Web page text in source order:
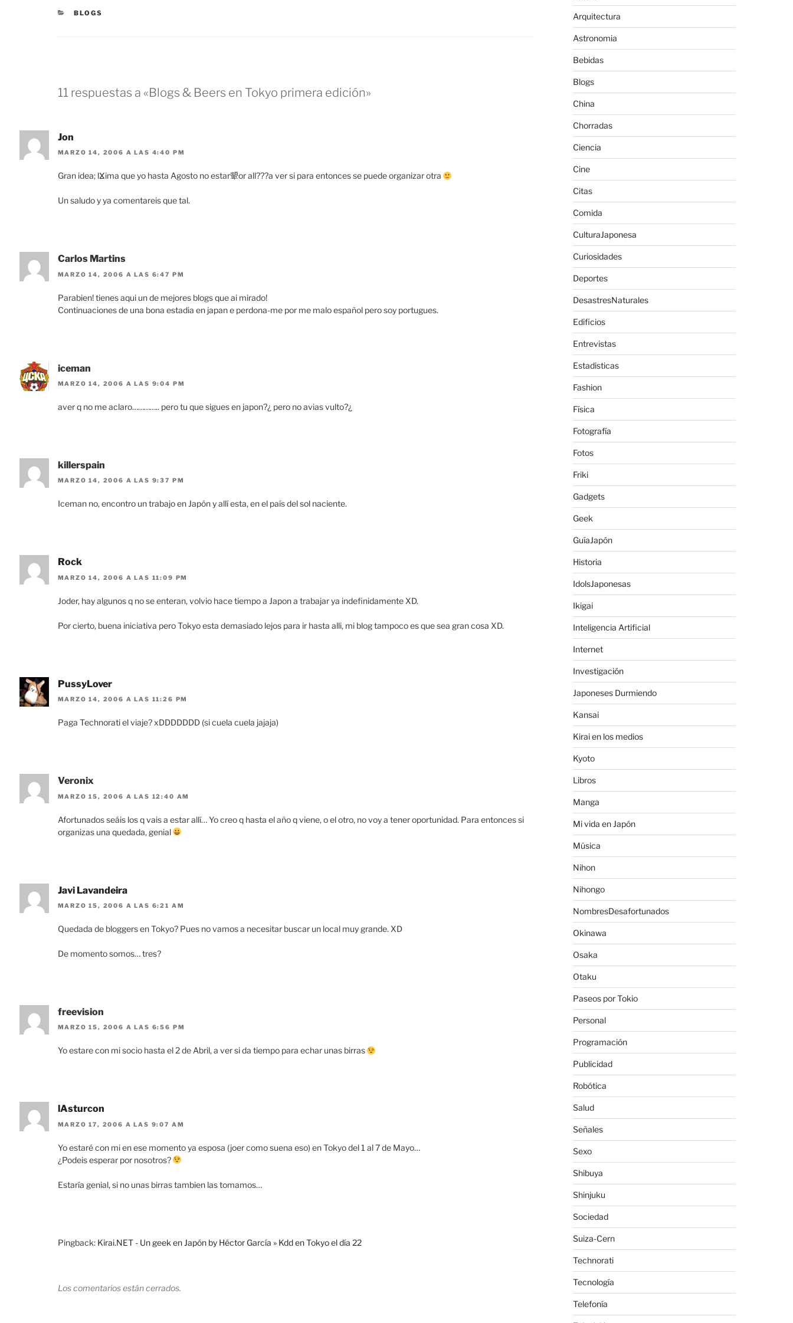
CATEGORÍAS
BLOGS
11 respuestas a «Blogs & Beers en Tokyo primera edición»
Jon
MARZO 14, 2006 A LAS 4:40 PM
Gran idea; lⴴima que yo hasta Agosto no estar顰or all???a ver si para entonces se puede organizar otra
Un saludo y ya comentareis que tal.
Carlos Martins
MARZO 14, 2006 A LAS 6:47 PM
Parabien! tienes aqui un de mejores blogs que ai mirado!
Continuaciones de una bona estadia en japan e perdona-me por me malo español pero soy portugues.
iceman
MARZO 14, 2006 A LAS 9:04 PM
aver q no me aclaro………….. pero tu que sigues en japon?¿ pero no avias vulto?¿
killerspain
MARZO 14, 2006 A LAS 9:37 PM
Iceman no, encontro un trabajo en Japón y allí esta, en el país del sol naciente.
Rock
MARZO 14, 2006 A LAS 11:09 PM
Joder, hay algunos q no se enteran, volvio hace tiempo a Japon a trabajar ya indefinidamente XD.
Por cierto, buena iniciativa pero Tokyo esta demasiado lejos para ir hasta alli, mi blog tampoco es que sea gran cosa XD.
PussyLover
MARZO 14, 2006 A LAS 11:26 PM
Paga Technorati el viaje? xDDDDDDD (si cuela cuela jajaja)
Veronix
MARZO 15, 2006 A LAS 12:40 AM
Afortunados seáis los q vais a estar allí… Yo creo q hasta el año q viene, o el otro, no voy a tener oportunidad. Para entonces si
organizas una quedada, genial
Javi Lavandeira
MARZO 15, 2006 A LAS 6:21 AM
Quedada de bloggers en Tokyo? Pues no vamos a necesitar buscar un local muy grande. XD
De momento somos… tres?
freevision
MARZO 15, 2006 A LAS 6:56 PM
Yo estare con mi socio hasta el 2 de Abril, a ver si da tiempo para echar unas birras
lAsturcon
MARZO 17, 2006 A LAS 9:07 AM
Yo estaré con mi en ese momento ya esposa (joer como suena eso) en Tokyo del 1 al 7 de Mayo…
¿Podeis esperar por nosotros?
Estaría genial, si no unas birras tambien las tomamos…
Pingback: Kirai.NET - Un geek en Japón by Héctor García » Kdd en Tokyo el día 22
Los comentarios están cerrados.
Arquitectura
Astronomia
Bebidas
Blogs
China
Chorradas
Ciencia
Cine
Citas
Comida
CulturaJaponesa
Curiosidades
Deportes
DesastresNaturales
Edificios
Entrevistas
Estadisticas
Fashion
Física
Fotografía
Fotos
Friki
Gadgets
Geek
GuíaJapón
Historia
IdolsJaponesas
Ikigai
Inteligencia Artificial
Internet
Investigación
Japoneses Durmiendo
Kansai
Kirai en los medios
Kyoto
Libros
Manga
Mi vida en Japón
Música
Nihon
Nihongo
NombresDesafortunados
Okinawa
Osaka
Otaku
Paseos por Tokio
Personal
Programación
Publicidad
Robótica
Salud
Señales
Sexo
Shibuya
Shinjuku
Sociedad
Suiza-Cern
Technorati
Tecnología
Telefonía